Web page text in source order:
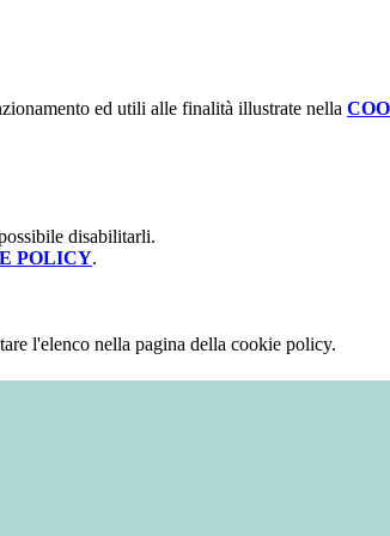
ed utili alle finalità illustrate nella
disabilitarli.
POLICY.
l'elenco nella pagina della cookie policy.